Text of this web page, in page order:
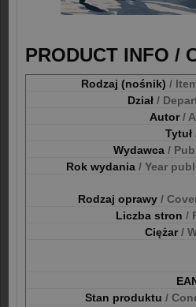
PRODUCT INFO /
Rodzaj (nośnik) /
Dział /
Autor/
Tytuł
Wydawca /
Rok wydania / Year
Rodzaj oprawy /
Liczba stron /
Ciężar/
Stan produktu /